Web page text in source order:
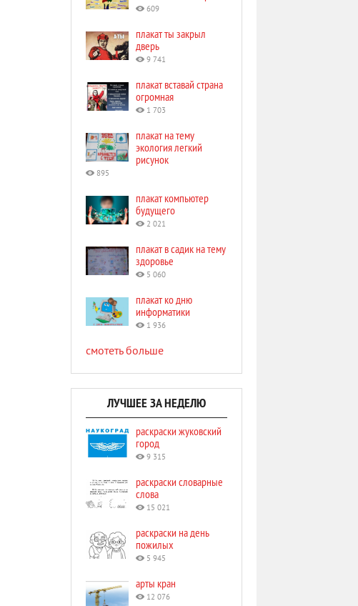
609
плакат ты закрыл
дверь
9 741
плакат вставай страна
огромная
1 703
плакат на тему
экология легкий
рисунок
895
плакат компьютер
будущего
2 021
плакат в садик на тему
здоровье
5 060
плакат ко дню
информатики
1 936
смотеть больше
ЛУЧШЕЕ ЗА НЕДЕЛЮ
раскраски жуковский
город
9 315
раскраски словарные
слова
15 021
раскраски на день
пожилых
5 945
арты кран
12 076